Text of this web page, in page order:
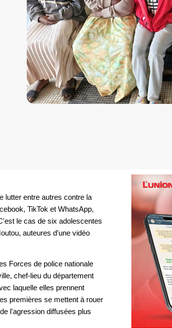
lutter entre autres contre la
TikTok et WhatsApp,
le cas de six adolescentes
auteures d'une vidéo
Forces de police nationale
chef-lieu du département
laquelle elles prennent
premières se mettent à rouer
l'agression diffusées plus